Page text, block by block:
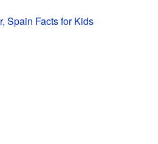
Spain Facts for Kids